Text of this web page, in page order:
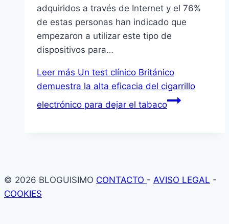
adquiridos a través de Internet y el 76%
de estas personas han indicado que
empezaron a utilizar este tipo de
dispositivos para…
Leer más Un test clínico Británico
demuestra la alta eficacia del cigarrillo
electrónico para dejar el tabaco
© 2026 BLOGUISIMO CONTACTO - AVISO LEGAL -
COOKIES